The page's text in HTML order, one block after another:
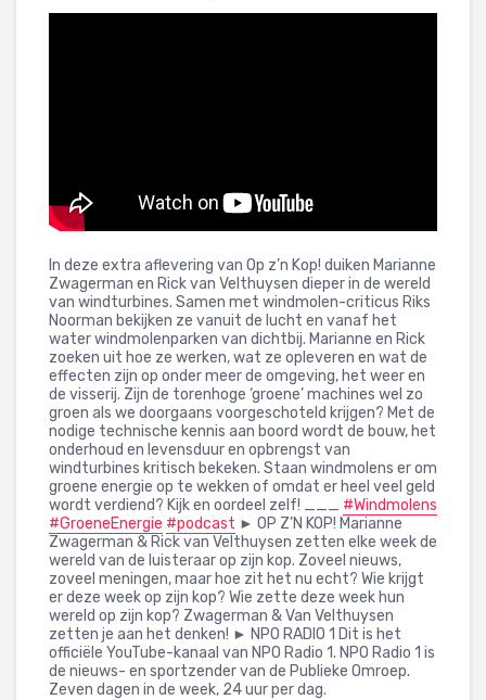
In deze extra aflevering van Op z’n Kop! duiken Marianne
Zwagerman en Rick van Velthuysen dieper in de wereld
van windturbines. Samen met windmolen-criticus Riks
Noorman bekijken ze vanuit de lucht en vanaf het
water windmolenparken van dichtbij. Marianne en Rick
zoeken uit hoe ze werken, wat ze opleveren en wat de
effecten zijn op onder meer de omgeving, het weer en
de visserij. Zijn de torenhoge ‘groene’ machines wel zo
groen als we doorgaans voorgeschoteld krijgen? Met de
nodige technische kennis aan boord wordt de bouw, het
onderhoud en levensduur en opbrengst van
windturbines kritisch bekeken. Staan windmolens er om
groene energie op te wekken of omdat er heel veel geld
wordt verdiend? Kijk en oordeel zelf! ___ #Windmolens
#GroeneEnergie #podcast ► OP Z’N KOP! Marianne
Zwagerman & Rick van Velthuysen zetten elke week de
wereld van de luisteraar op zijn kop. Zoveel nieuws,
zoveel meningen, maar hoe zit het nu echt? Wie krijgt
er deze week op zijn kop? Wie zette deze week hun
wereld op zijn kop? Zwagerman & Van Velthuysen
zetten je aan het denken! ► NPO RADIO 1 Dit is het
officiële YouTube-kanaal van NPO Radio 1. NPO Radio 1 is
de nieuws- en sportzender van de Publieke Omroep.
Zeven dagen in de week, 24 uur per dag.